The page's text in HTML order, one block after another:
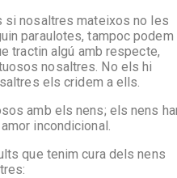
si nosaltres mateixos no les
paraulotes, tampoc podem
tractin algú amb respecte,
nosaltres. No els hi
els cridem a ells.
amb els nens; els nens
incondicional.
que tenim cura dels nens